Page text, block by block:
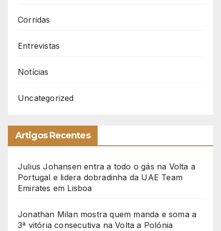
Corridas
Entrevistas
Notícias
Uncategorized
Artigos Recentes
Julius Johansen entra a todo o gás na Volta a
Portugal e lidera dobradinha da UAE Team
Emirates em Lisboa
Jonathan Milan mostra quem manda e soma a
3ª vitória consecutiva na Volta a Polónia